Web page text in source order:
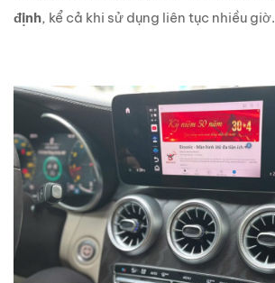
định, kể cả khi sử dụng liên tục nhiều giờ.